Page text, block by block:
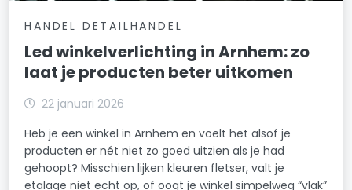
HANDEL DETAILHANDEL
Led winkelverlichting in Arnhem: zo
laat je producten beter uitkomen
22 januari 2026
Heb je een winkel in Arnhem en voelt het alsof je
producten er nét niet zo goed uitzien als je had
gehoopt? Misschien lijken kleuren fletser, valt je
etalage niet echt op, of oogt je winkel simpelweg “vlak”